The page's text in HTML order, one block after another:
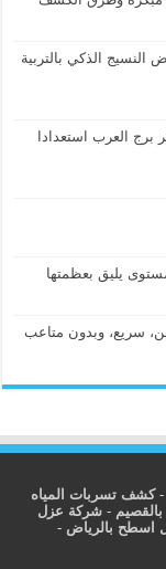
الذكي بالتربية
العرب استعدادا
يليق بعظمتها
سريع، وبدون متاعب
-كشف تسربات المياه
-شركة عزل
اسطح بالرياض -